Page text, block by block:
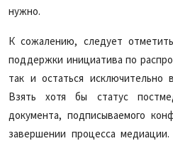
нужно.
К сожалению, следует
поддержки инициатива по
так и остаться исключительно
Взять хотя бы статус
документа, подписываемого
завершении процесса